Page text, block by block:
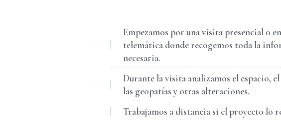
Empezamos por una visita presencial o
telemática donde recogemos toda la
necesaria.
Durante la visita analizamos el espacio,
las geopatías y otras alteraciones.
Trabajamos a distancia si el proyecto lo